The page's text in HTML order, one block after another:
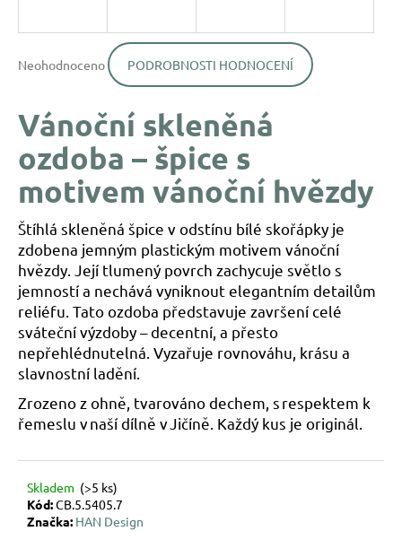
hodnocení
0,0
5
hvězdiček.
Neohodnoceno PODROBNOSTI HODNOCENÍ
Vánoční skleněná
ozdoba – špice s
motivem vánoční hvězdy
Štíhlá skleněná špice v odstínu bílé skořápky je
zdobena jemným plastickým motivem vánoční
hvězdy. Její tlumený povrch zachycuje světlo s
jemností a nechává vyniknout elegantním detailům
reliéfu. Tato ozdoba představuje završení celé
sváteční výzdoby – decentní, a přesto
nepřehlédnutelná. Vyzařuje rovnováhu, krásu a
slavnostní ladění.
Zrozeno z ohně, tvarováno dechem, s respektem k
řemeslu v naší dílně v Jičíně. Každý kus je originál.
Skladem (>5 ks)
Kód:CB.5.5405.7
Značka: HAN Design
í
?
D
o
p
o
r
u
č
u
e
m
e